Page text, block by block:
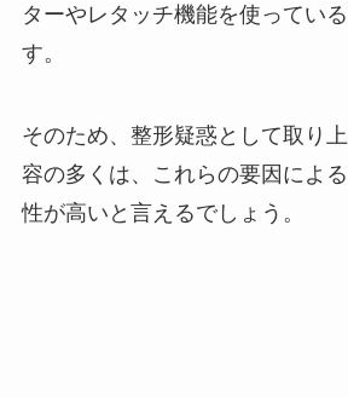
ターやレタッチ機能を使ってい
す。
そのため、整形疑惑として取り
容の多くは、これらの要因によ
性が高いと言えるでしょう。